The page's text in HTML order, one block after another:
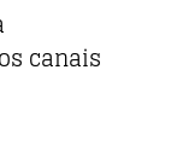
canais